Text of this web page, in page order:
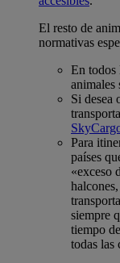
El resto de
normativas
En todos
animales
Si desea
Para
países
«exceso
siempre
tiempo
todas las